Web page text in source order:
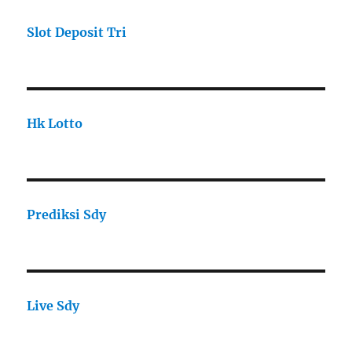
Slot Deposit Tri
Hk Lotto
Prediksi Sdy
Live Sdy